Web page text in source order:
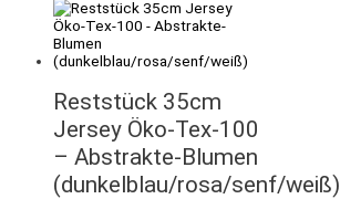
Reststück 35cm
Jersey Öko-Tex-100
– Abstrakte-Blumen
(dunkelblau/rosa/senf/weiß)